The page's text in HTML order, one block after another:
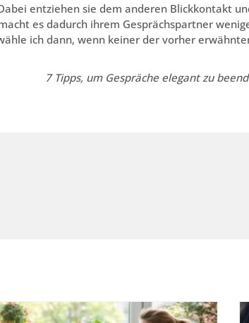
entziehen sie dem anderen Blickkontakt
es dadurch ihrem Gesprächspartner
ich dann, wenn keiner der vorher
7 Tipps, um Gespräche elegant zu